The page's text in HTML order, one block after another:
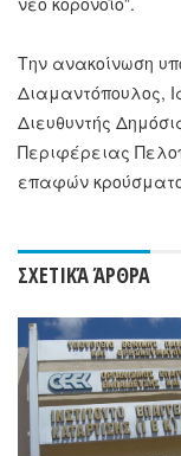
Την ανακοίνωση
Διαμαντόπουλος,
Διευθυντής
Περιφέρειας
επαφών
ΣΧΕΤΙΚΆ ΆΡΘΡΑ